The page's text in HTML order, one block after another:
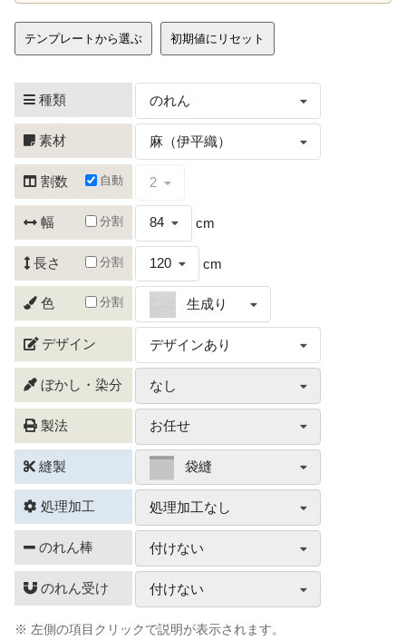
テンプレートから選ぶ 初期値にリセット
種類 のれん
素材 麻（伊平織）
割数 自動 2
幅 分割 84 cm
長さ 分割 120 cm
色 分割 生成り
デザイン デザインあり
ぼかし・染分 なし
製法 お任せ
縫製 袋縫
処理加工 処理加工なし
のれん棒 付けない
のれん受け 付けない
※ 左側の項目クリックで説明が表示されます。